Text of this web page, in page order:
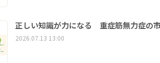
正しい知識が力になる 重症筋無力症の
2026.07.13 13:00